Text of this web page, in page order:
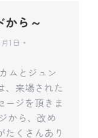
から～
月1日
ムとジュン
、来場された
ージを頂きま
から、改め
たくさんあり